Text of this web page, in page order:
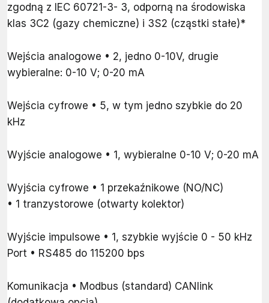
zgodną z IEC 60721-3- 3, odporną na środowiska
klas 3C2 (gazy chemiczne) i 3S2 (cząstki stałe)*
Wejścia analogowe • 2, jedno 0-10V, drugie
wybieralne: 0-10 V; 0-20 mA
Wejścia cyfrowe • 5, w tym jedno szybkie do 20
kHz
Wyjście analogowe • 1, wybieralne 0-10 V; 0-20 mA
Wyjścia cyfrowe • 1 przekaźnikowe (NO/NC)
• 1 tranzystorowe (otwarty kolektor)
Wyjście impulsowe • 1, szybkie wyjście 0 - 50 kHz
Port • RS485 do 115200 bps
Komunikacja • Modbus (standard) CANlink